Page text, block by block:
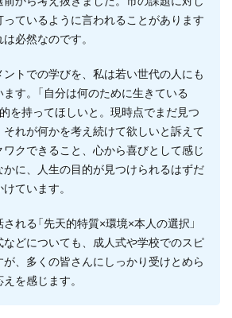
ているように言われることがあります
必然なのです。
トでの学びを、私は若い世代の人にも
す。「自分は何のために生きている
を持ってほしいと。現時点でまだ見つ
れが何かを考え続けて欲しいと訴えて
クできること、心から喜びとして感じ
かに、人生の目的が見つけられるはずだ
ています。
れる「先天的特質×環境×本人の選択」
などについても、成人式や学校でのスピ
、多くの皆さんにしっかり受けとめら
を感じます。